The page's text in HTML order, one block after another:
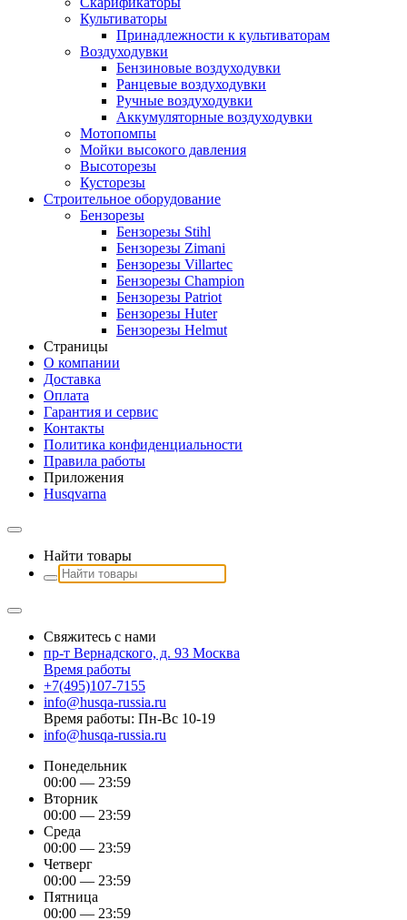
Культиваторы
Принадлежности к культиваторам
Воздуходувки
Бензиновые воздуходувки
Ранцевые воздуходувки
Ручные воздуходувки
Аккумуляторные воздуходувки
Мотопомпы
Мойки высокого давления
Высоторезы
Кусторезы
Строительное оборудование
Бензорезы
Бензорезы Stihl
Бензорезы Zimani
Бензорезы Villartec
Бензорезы Champion
Бензорезы Patriot
Бензорезы Huter
Бензорезы Helmut
Страницы
О компании
Доставка
Оплата
Гарантия и сервис
Контакты
Политика конфиденциальности
Правила работы
Приложения
Husqvarna
Найти товары
Свяжитесь с нами
пр-т Вернадского, д. 93 Москва
Время работы
+7(495)107-7155
info@husqa-russia.ru
Время работы: Пн-Вс 10-19
info@husqa-russia.ru
Понедельник
00:00 — 23:59
Вторник
00:00 — 23:59
Среда
00:00 — 23:59
Четверг
00:00 — 23:59
Пятница
00:00 — 23:59